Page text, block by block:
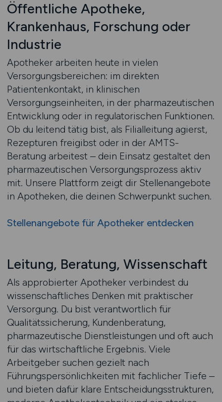
Öffentliche Apotheke,
Krankenhaus, Forschung oder
Industrie
Apotheker arbeiten heute in vielen
Versorgungsbereichen: im direkten
Patientenkontakt, in klinischen
Versorgungseinheiten, in der pharmazeutischen
Entwicklung oder in regulatorischen Funktionen.
Ob du leitend tätig bist, als Filialleitung agierst,
Rezepturen freigibst oder in der AMTS-
Beratung arbeitest – dein Einsatz gestaltet den
pharmazeutischen Versorgungsprozess aktiv
mit. Unsere Plattform zeigt dir Stellenangebote
in Apotheken, die deinen Schwerpunkt suchen.
Stellenangebote für Apotheker entdecken
Leitung, Beratung, Wissenschaft
Als approbierter Apotheker verbindest du
wissenschaftliches Denken mit praktischer
Versorgung. Du bist verantwortlich für
Qualitätssicherung, Kundenberatung,
pharmazeutische Dienstleistungen und oft auch
für das wirtschaftliche Ergebnis. Viele
Arbeitgeber suchen gezielt nach
Führungspersönlichkeiten mit fachlicher Tiefe –
und bieten dafür klare Entscheidungsstrukturen,